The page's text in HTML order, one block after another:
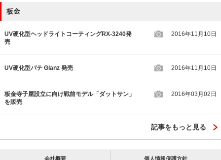
板金
UV硬化型ヘッドライトコーティングRX-3240発
売
2016年11月10日
UV硬化型パテ Glanz 発売 2016年11月10日
板金寺子屋設立に向け戦前モデル「ダットサン」
を販売
2016年03月02日
記事をもっと見る
会社概要 個人情報保護方針